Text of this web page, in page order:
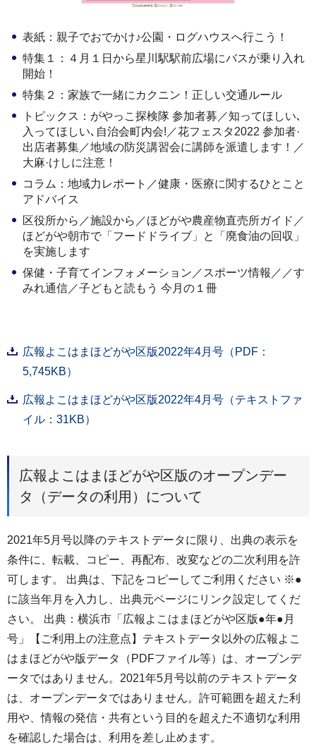
表紙：親子でおでかけ♪公園・ログハウスへ行こう！
特集１：４月１日から星川駅駅前広場にバスが乗り入れ
開始！
特集２：家族で一緒にカクニン！正しい交通ルール
トピックス：がやっこ探検隊 参加者募／知ってほしい､
入ってほしい､自治会町内会!／花フェスタ2022 参加者·
出店者募集／地域の防災講習会に講師を派遣します！／
大麻·けしに注意！
コラム：地域力レポート／健康・医療に関するひとこと
アドバイス
区役所から／施設から／ほどがや農産物直売所ガイド／
ほどがや朝市で「フードドライブ」と「廃食油の回収」
を実施します
保健・子育てインフォメーション／スポーツ情報／／す
みれ通信／子どもと読もう 今月の１冊
広報よこはまほどがや区版2022年4月号（PDF：
5,745KB）
広報よこはまほどがや区版2022年4月号（テキストファ
イル：31KB）
広報よこはまほどがや区版のオープンデー
タ（データの利用）について
2021年5月号以降のテキストデータに限り、出典の表示を
条件に、転載、コピー、再配布、改変などの二次利用を許
可します。 出典は、下記をコピーしてご利用ください ※●
に該当年月を入力し、出典元ページにリンク設定してくだ
さい。 出典：横浜市「広報よこはまほどがや区版●年●月
号」【ご利用上の注意点】テキストデータ以外の広報よこ
はまほどがや版データ（PDFファイル等）は、オープンデ
ータではありません。2021年5月号以前のテキストデータ
は、オープンデータではありません。許可範囲を超えた利
用や、情報の発信・共有という目的を超えた不適切な利用
を確認した場合は、利用を差し止めます。